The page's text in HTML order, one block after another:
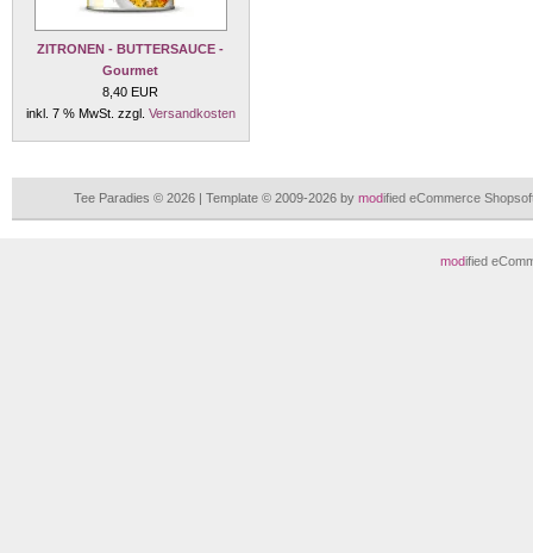
ZITRONEN - BUTTERSAUCE -
Gourmet
8,40 EUR
inkl. 7 % MwSt. zzgl. Versandkosten
Tee Paradies © 2026 | Template © 2009-2026 by modified eCommerce
modified